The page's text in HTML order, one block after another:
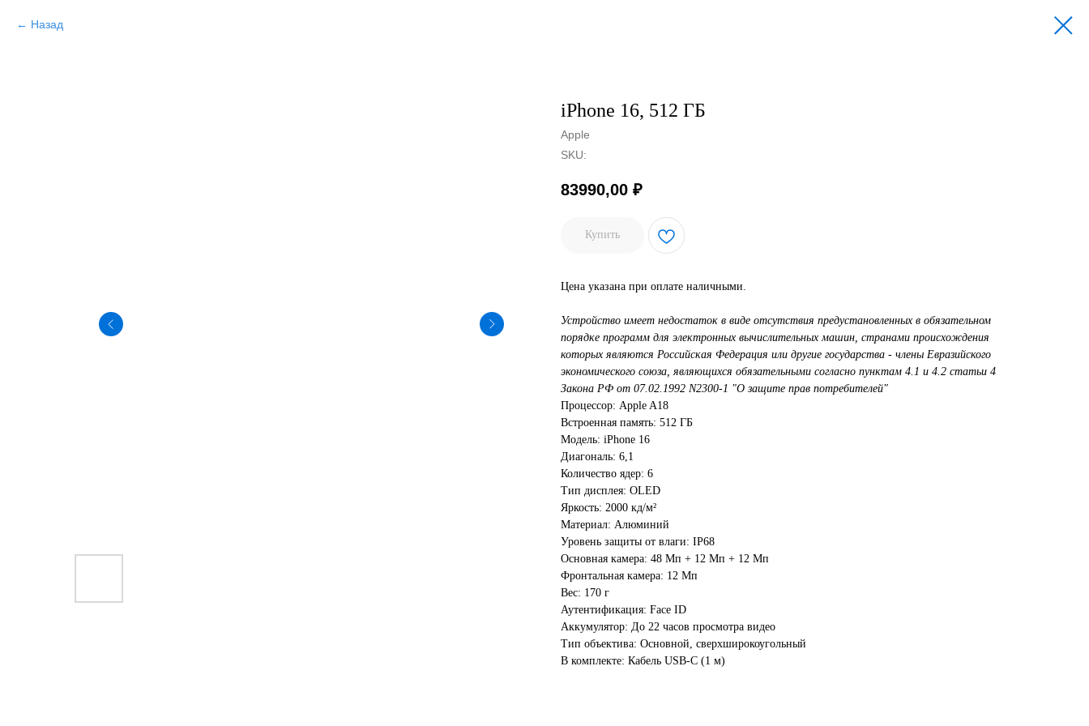
Назад
iPhone 16, 512 ГБ
Apple
SKU:
83990,00 ₽
Купить
Цена указана при оплате наличными.
Устройство имеет недостаток в виде отсутствия предустановленных в обязательном
порядке программ для электронных вычислительных машин, странами происхождения
которых являются Российская Федерация или другие государства - члены Евразийского
экономического союза, являющихся обязательными согласно пунктам 4.1 и 4.2 статьи 4
Закона РФ от 07.02.1992 N2300-1 "О защите прав потребителей"
Процессор: Apple A18
Встроенная память: 512 ГБ
Модель: iPhone 16
Диагональ: 6,1
Количество ядер: 6
Тип дисплея: OLED
Яркость: 2000 кд/м²
Материал: Алюминий
Уровень защиты от влаги: IP68
Основная камера: 48 Мп + 12 Мп + 12 Мп
Фронтальная камера: 12 Мп
Вес: 170 г
Аутентификация: Face ID
Аккумулятор: До 22 часов просмотра видео
Тип объектива: Основной, сверхширокоугольный
В комплекте: Кабель USB-С (1 м)